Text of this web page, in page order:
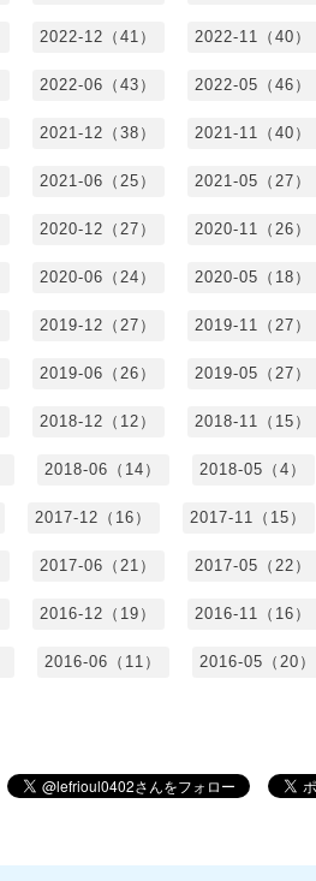
2022-12（41） 2022-11（40）
2022-06（43） 2022-05（46）
2021-12（38） 2021-11（40）
2021-06（25） 2021-05（27）
2020-12（27） 2020-11（26）
2020-06（24） 2020-05（18）
2019-12（27） 2019-11（27）
2019-06（26） 2019-05（27）
2018-12（12） 2018-11（15）
2018-06（14） 2018-05（4）
2017-12（16） 2017-11（15）
2017-06（21） 2017-05（22）
2016-12（19） 2016-11（16）
2016-06（11） 2016-05（20）